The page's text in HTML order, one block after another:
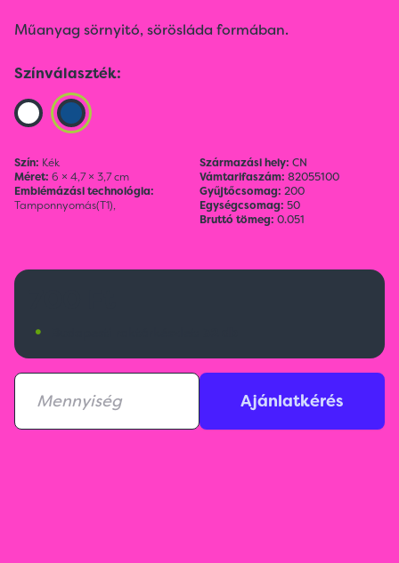
Műanyag sörnyitó, sörösláda formában.
Színválaszték:
Szín: Kék
Méret: 6 × 4,7 × 3,7 cm
Emblémázási technológia:
Tamponnyomás(T1),
Származási hely: CN
Vámtarifaszám: 82055100
Gyűjtőcsomag: 200
Egységcsomag: 50
Bruttó tömeg: 0.051
•
Ajánlatkérés